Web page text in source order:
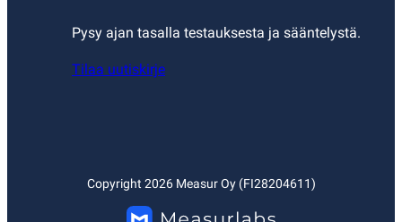
Pysy ajan tasalla testauksesta ja sääntelystä.
Tilaa uutiskirje
Copyright 2026Measur Oy (FI28204611)